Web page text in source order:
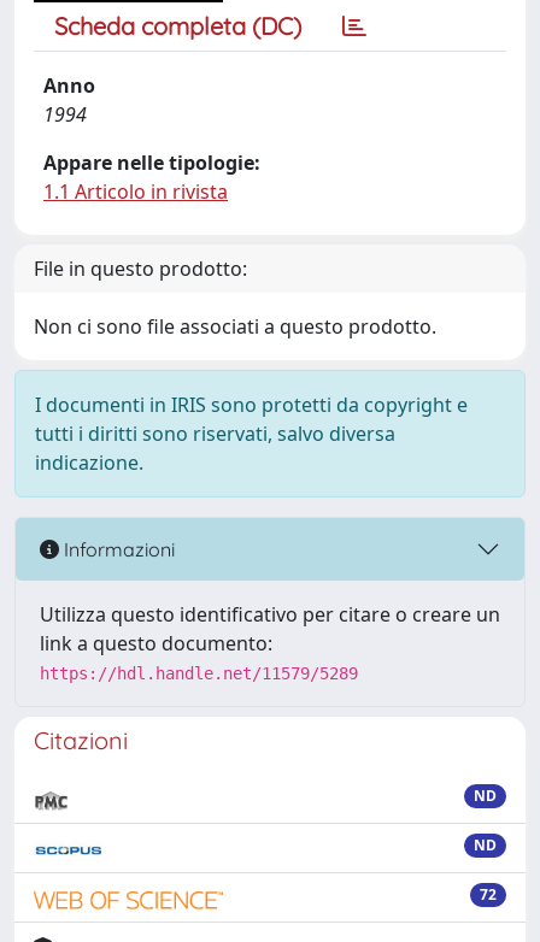
Scheda completa (DC)
Anno
1994
Appare nelle tipologie:
1.1 Articolo in rivista
File in questo prodotto:
Non ci sono file associati a questo prodotto.
I documenti in IRIS sono protetti da copyright e
tutti i diritti sono riservati, salvo diversa
indicazione.
Informazioni
Utilizza questo identificativo per citare o creare un
link a questo documento:
https://hdl.handle.net/11579/5289
Citazioni
ND
ND
72